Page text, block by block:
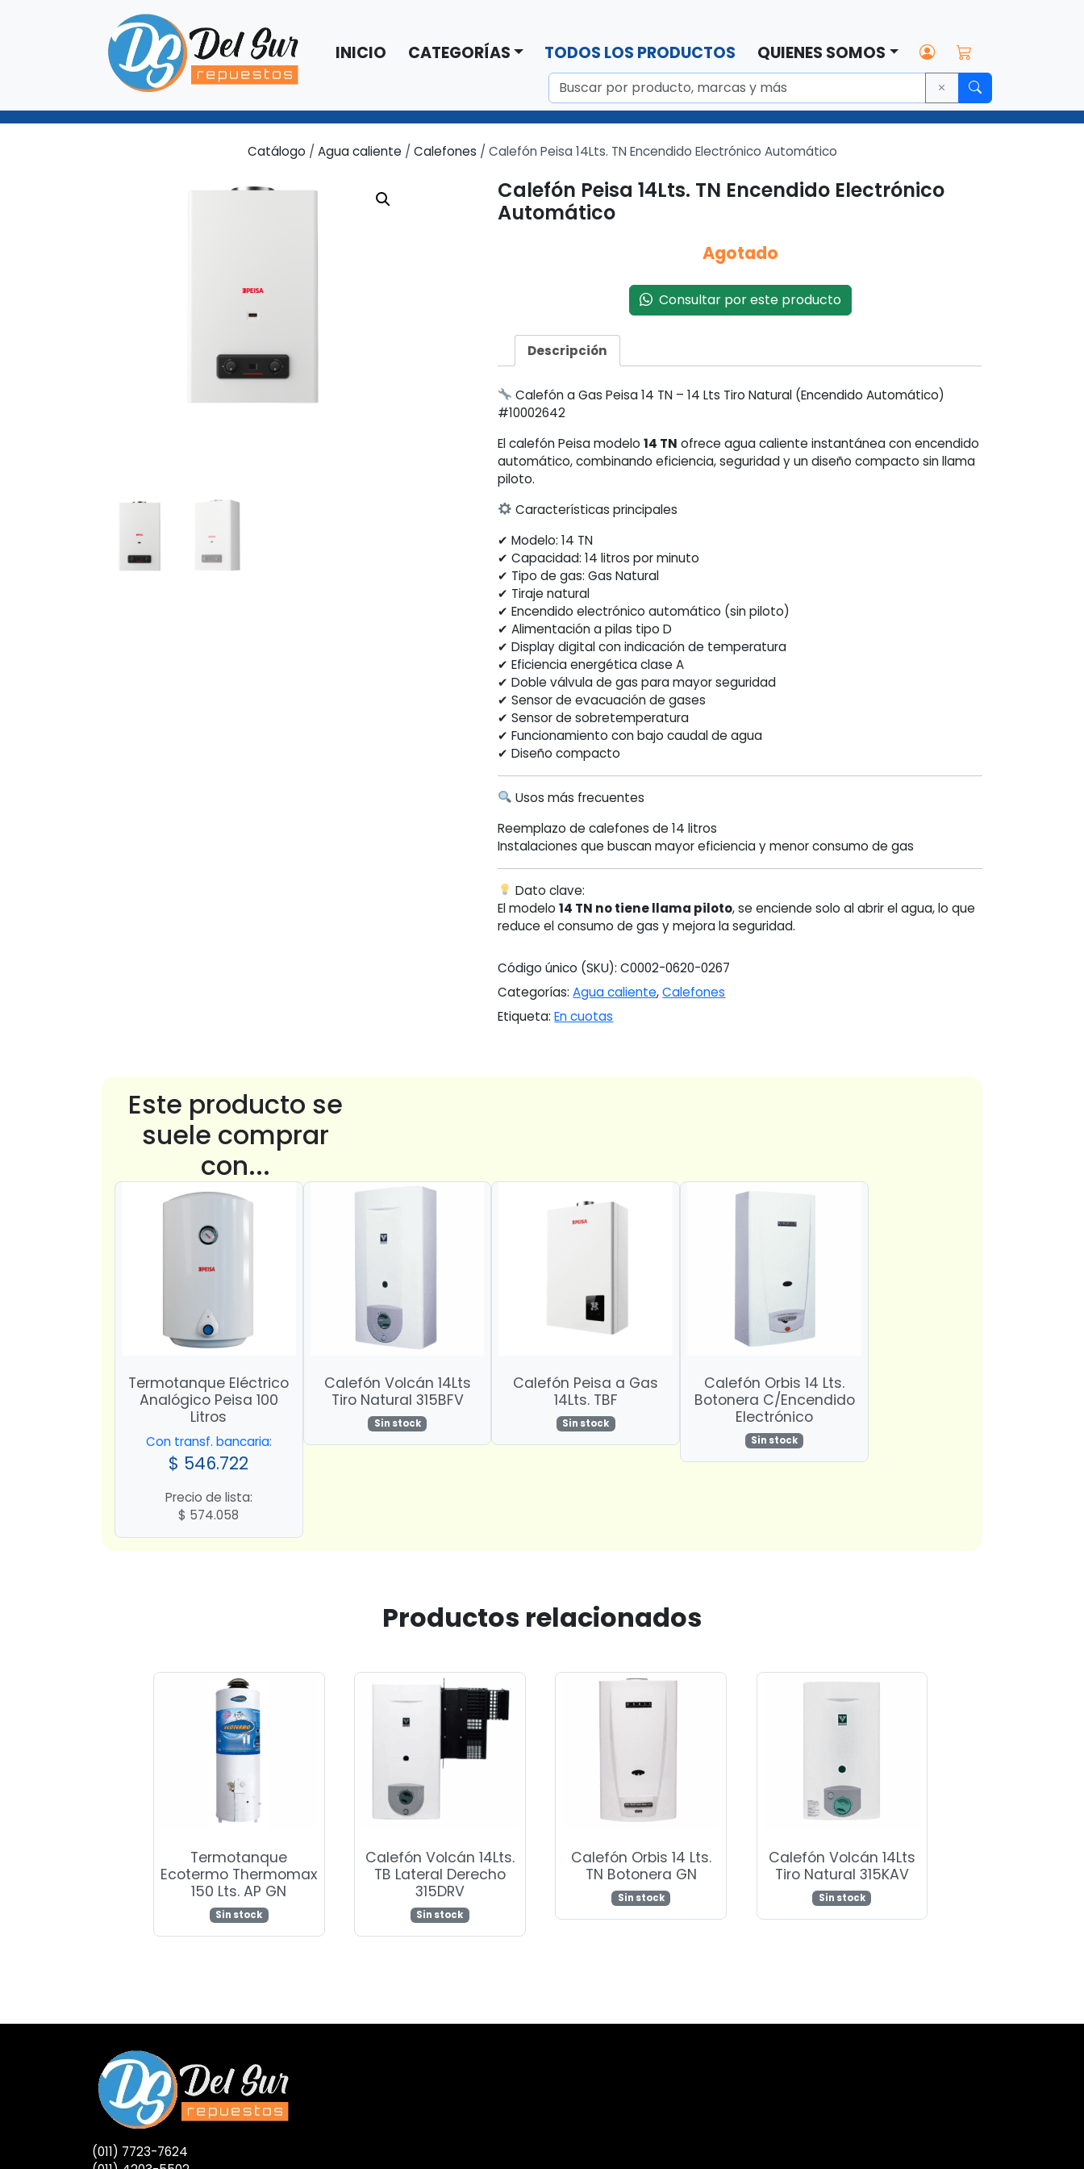
INICIO CATEGORÍAS TODOS LOS PRODUCTOS QUIENES SOMOS
Catálogo / Agua caliente / Calefones / Calefón Peisa 14Lts. TN Encendido Electrónico Automático
Calefón Peisa 14Lts. TN Encendido Electrónico
Automático
Agotado
Consultar por este producto
Descripción
Calefón a Gas Peisa 14 TN – 14 Lts Tiro Natural (Encendido Automático)
#10002642
El calefón Peisa modelo14 TN ofrece agua caliente instantánea con encendido
automático, combinando eficiencia, seguridad y un diseño compacto sin llama
piloto.
Características principales
✔ Modelo: 14 TN
✔ Capacidad: 14 litros por minuto
✔ Tipo de gas: Gas Natural
✔ Tiraje natural
✔ Encendido electrónico automático (sin piloto)
✔ Alimentación a pilas tipo D
✔ Display digital con indicación de temperatura
✔ Eficiencia energética clase A
✔ Doble válvula de gas para mayor seguridad
✔ Sensor de evacuación de gases
✔ Sensor de sobretemperatura
✔ Funcionamiento con bajo caudal de agua
✔ Diseño compacto
Usos más frecuentes
Reemplazo de calefones de 14 litros
Instalaciones que buscan mayor eficiencia y menor consumo de gas
Dato clave:
El modelo14 TN no tiene llama piloto, se enciende solo al abrir el agua, lo que
reduce el consumo de gas y mejora la seguridad.
Código único (SKU):C0002-0620-0267
Categorías:Agua caliente,Calefones
Etiqueta:En cuotas
Este producto se
suele comprar
con...
Termotanque Eléctrico
Analógico Peisa 100
Litros
Con transf. bancaria:
$ 546.722
Precio de lista:
$ 574.058
Calefón Volcán 14Lts
Tiro Natural 315BFV
Sin stock
Calefón Peisa a Gas
14Lts. TBF
Sin stock
Calefón Orbis 14 Lts.
Botonera C/Encendido
Electrónico
Sin stock
Productos relacionados
Termotanque
Ecotermo Thermomax
150 Lts. AP GN
Sin stock
Calefón Volcán 14Lts.
TB Lateral Derecho
315DRV
Sin stock
Calefón Orbis 14 Lts.
TN Botonera GN
Sin stock
Calefón Volcán 14Lts
Tiro Natural 315KAV
Sin stock
(011) 7723-7624